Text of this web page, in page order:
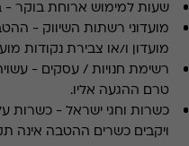
שעות למימוש ארוחת בוקר -
מועדוני רשתות השיווק -
מועדון ו/או צבירת נקודות
רשימת חנויות / עסקים -
טרם ההגעה אליו.
כשרות וחגי ישראל -כשרות
ויקבים כשרים ההטבה אינה